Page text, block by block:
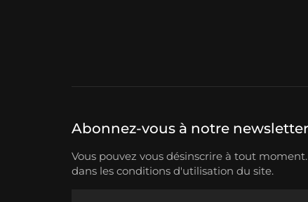
Abonnez-vous à notre newsletter
Vous pouvez vous désinscrire à tout
dans les conditions d'utilisation du site.